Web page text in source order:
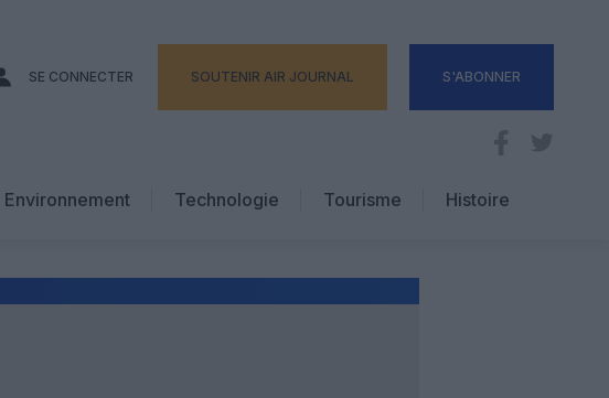
SE CONNECTER SOUTENIR AIR JOURNAL S'ABONNER
Environnement Technologie
Tourisme
Hôtellerie
Histoire